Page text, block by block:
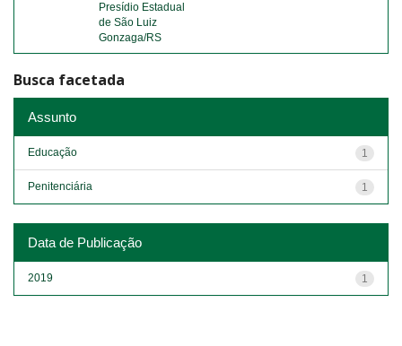
Presídio Estadual
de São Luiz
Gonzaga/RS
Busca facetada
Assunto
1
Educação
1
Penitenciária
Data de Publicação
1
2019